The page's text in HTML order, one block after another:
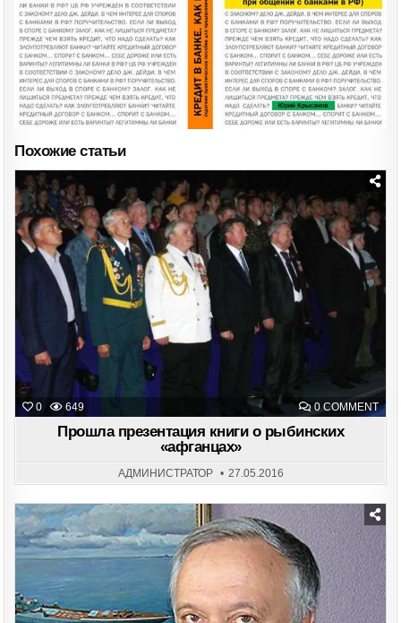
Похожие статьи
0 649 0 COMMENTON
Posted
in
Прошла презентация книги о рыбинских
«афганцах»
АДМИНИСТРАТОР 27.05.2016
Posted